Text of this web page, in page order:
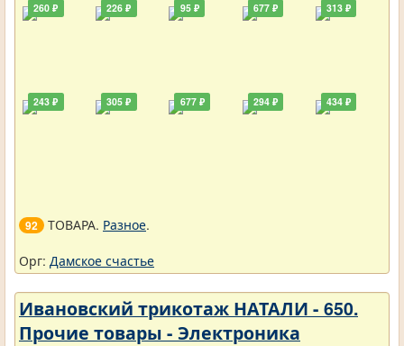
260 ₽
243 ₽
226 ₽
305 ₽
95 ₽
677 ₽
677 ₽
294 ₽
313 ₽
434 ₽
92 ТОВАРА. Разное.
Орг: Дамское счастье
Ивановский трикотаж НАТАЛИ - 650.
Прочие товары - Электроника